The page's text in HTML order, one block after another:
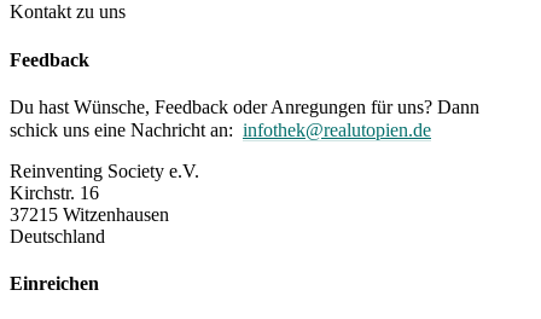
Kontakt zu uns
Feedback
Du hast Wünsche, Feedback oder Anregungen für uns? Dann
schick uns eine Nachricht an: infothek@realutopien.de
Reinventing Society e.V.
Kirchstr. 16
37215 Witzenhausen
Deutschland
Einreichen